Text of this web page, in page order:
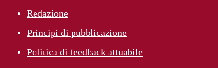
Redazione
Principi di pubblicazione
Politica di feedback attuabile